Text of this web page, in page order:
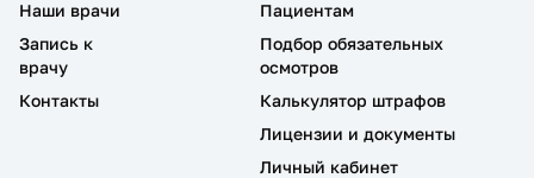
Наши врачи
Запись к
врачу
Контакты
Пациентам
Подбор обязательных
осмотров
Калькулятор штрафов
Лицензии и документы
Личный кабинет